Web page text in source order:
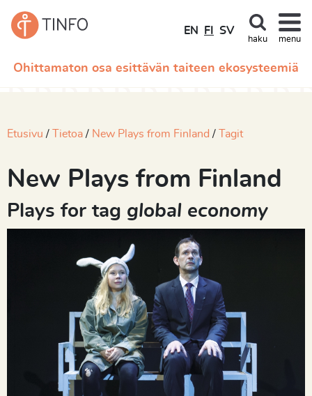
Ohittamaton osa esittävän taiteen ekosysteemiä
EN FI SV
haku menu
Etusivu Tietoa New Plays from Finland Tagit
New Plays from Finland
Plays for tag global economy